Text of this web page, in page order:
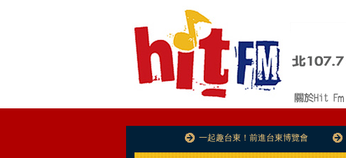
一起趣台東！前進台東博覽會